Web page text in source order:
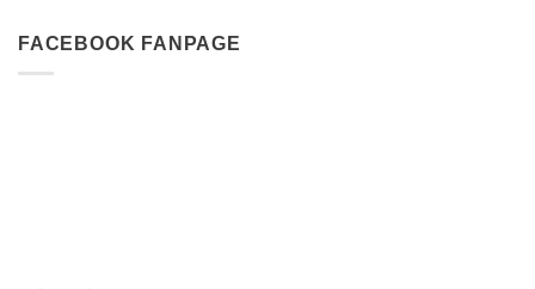
FACEBOOK FANPAGE